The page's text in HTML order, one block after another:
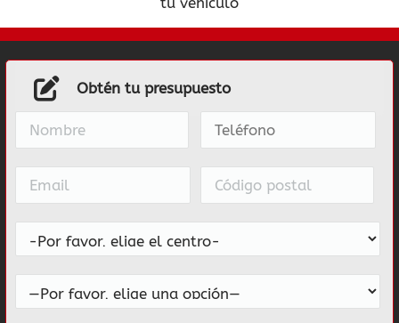
Obtén tu presupuesto